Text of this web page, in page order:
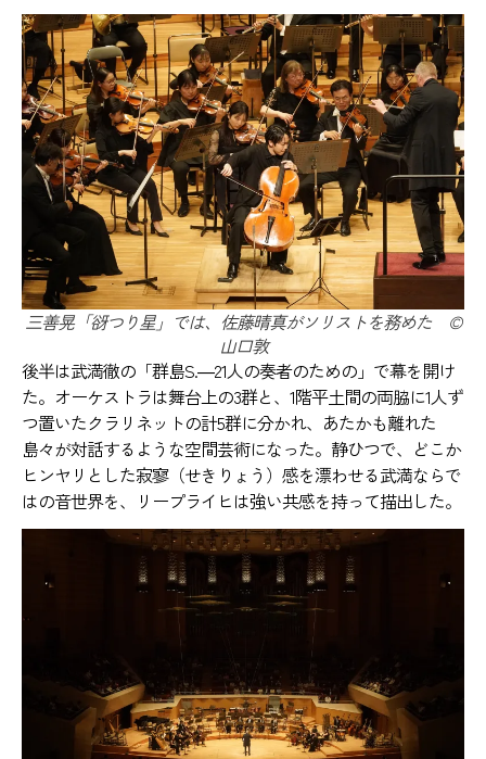
三善晃「谺つり星」では、佐藤晴真がソリストを務めた ©️
山口敦
後半は武満徹の「群島S.―21人の奏者のための」で幕を開け
た。オーケストラは舞台上の3群と、1階平土間の両脇に1人ず
つ置いたクラリネットの計5群に分かれ、あたかも離れた
島々が対話するような空間芸術になった。静ひつで、どこか
ヒンヤリとした寂寥（せきりょう）感を漂わせる武満ならで
はの音世界を、リープライヒは強い共感を持って描出した。